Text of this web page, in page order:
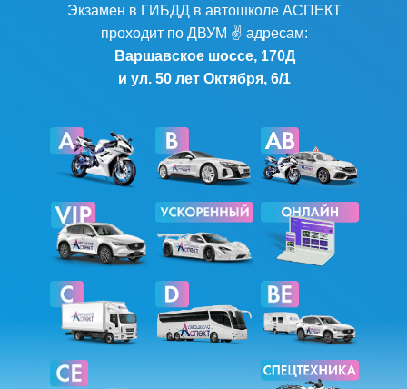
Экзамен в ГИБДД в автошколе АСПЕКТ
проходит по ДВУМ ✌ адресам:
Варшавское шоссе, 170Д
и ул. 50 лет Октября, 6/1